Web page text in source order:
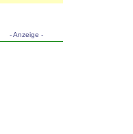
- Anzeige -